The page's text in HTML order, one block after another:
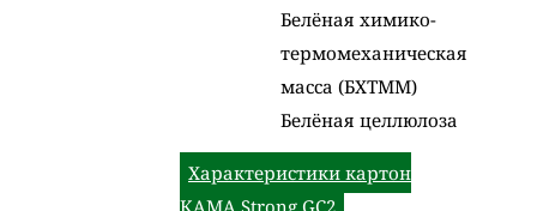
Белёная химико-
термомеханическая
масса (БХТММ)
Белёная целлюлоза
Характеристики картон